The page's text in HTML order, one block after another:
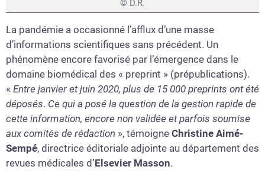
© D.R.
La pandémie a occasionné l’afflux d’une masse
d’informations scientifiques sans précédent. Un
phénomène encore favorisé par l’émergence dans le
domaine biomédical des « preprint » (prépublications).
« Entre janvier et juin 2020, plus de 15 000 preprints ont été
déposés. Ce qui a posé la question de la gestion rapide de
cette information, encore non validée et parfois soumise
aux comités de rédaction », témoigne Christine Aimé-
Sempé, directrice éditoriale adjointe au département des
revues médicales d’Elsevier Masson.